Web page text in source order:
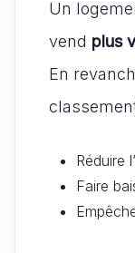
Un
vend plus
En
Réduire
Faire